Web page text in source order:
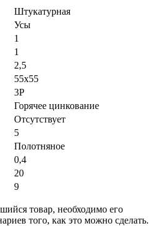
Штукатурная
Усы
1
1
2,5
55х55
3Р
Горячее цинкование
Отсутствует
5
Полотняное
0,4
20
9
товар, необходимо его
того, как это можно сделать.